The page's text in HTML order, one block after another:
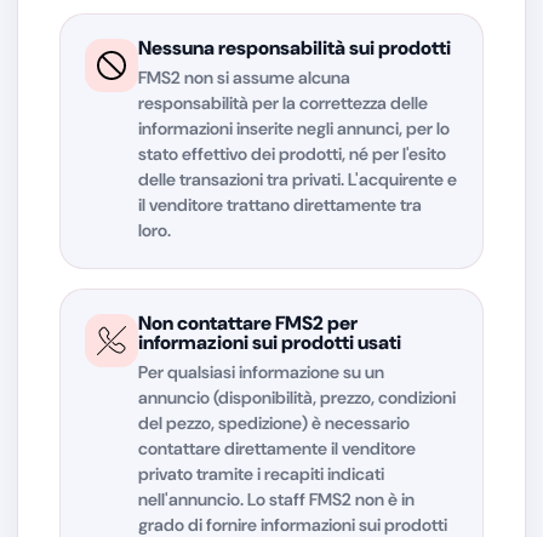
Nessuna responsabilità sui prodotti
FMS2 non si assume alcuna
responsabilità per la correttezza delle
informazioni inserite negli annunci, per lo
stato effettivo dei prodotti, né per l'esito
delle transazioni tra privati. L'acquirente e
il venditore trattano direttamente tra
loro.
Non contattare FMS2 per
informazioni sui prodotti usati
Per qualsiasi informazione su un
annuncio (disponibilità, prezzo, condizioni
del pezzo, spedizione) è necessario
contattare direttamente il venditore
privato tramite i recapiti indicati
nell'annuncio. Lo staff FMS2 non è in
grado di fornire informazioni sui prodotti